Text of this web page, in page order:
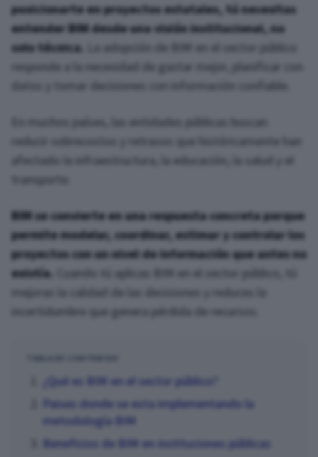
posicionarte en proyectos estatales, tú necesitas
entender BIM desde una visión institucional, no
solo técnica.
La adopción de BIM en el sector público
responde a la necesidad de gastar mejor, planificar con
datos y tomar decisiones con información confiable.
En muchos países, las entidades públicas buscan
reducir sobrecostos y retrasos que históricamente han
afectado la infraestructura, la educación, la salud y el
transporte.
BIM se convierte en una respuesta concreta porque
permite modelar, coordinar, estimar y controlar los
proyectos con un nivel de información que antes no
existía.
Cuando tú aplicas BIM en el sector público, tú
mejoras la calidad de las decisiones y reduces la
incertidumbre que genera pérdida de recursos.
¿Qué es BIM en el sector público?
Paises donde se esta implementando la
metodología BIM
Beneficios de BIM en instituciones públicas